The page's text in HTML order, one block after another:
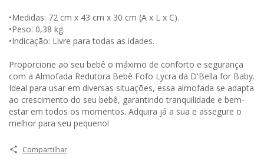
•Medidas: 72 cm x 43 cm x 30 cm (A x L x C).
•Peso: 0,38 kg.
•Indicação: Livre para todas as idades.
Proporcione ao seu bebê o máximo de conforto e segurança
com a Almofada Redutora Bebê Fofo Lycra da D'Bella for Baby.
Ideal para usar em diversas situações, essa almofada se adapta
ao crescimento do seu bebê, garantindo tranquilidade e bem-
estar em todos os momentos. Adquira já a sua e assegure o
melhor para seu pequeno!
Compartilhar